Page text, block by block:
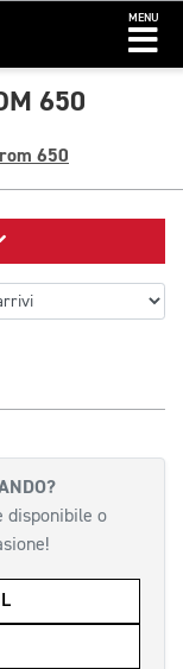
MENU
650
650
disponibile o